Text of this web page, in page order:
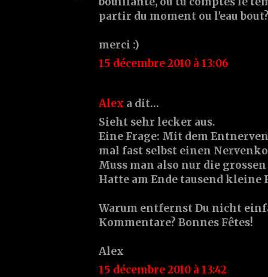
partir du moment ou l'eau
merci :)
15 décembre 2010 à 13:06
Alex a dit…
Sieht sehr lecker aus.
Eine Frage: Mit dem
mal fast selbst einen
Muss man also nur die
Hatte am Ende tausend kleine
Warum entfernst Du nicht
Kommentare? Bonnes Fêtes!
Alex
15 décembre 2010 à 13:42